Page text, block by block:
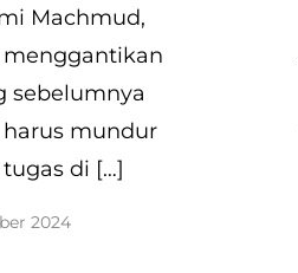
Machmud,
menggantikan
sebelumnya
mundur
di […]
2024